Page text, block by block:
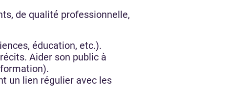
de qualité professionnelle,
éducation, etc.).
Aider son public à
un lien régulier avec les